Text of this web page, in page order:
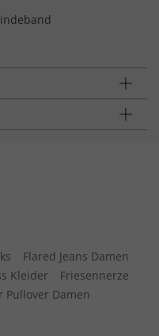
Flared Jeans Damen
Kleider
Friesennerze
Pullover Damen